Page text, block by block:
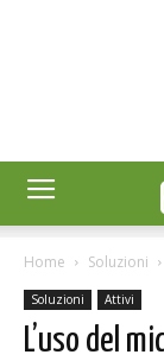
Home Soluzioni
Soluzioni Attivi
L’uso del